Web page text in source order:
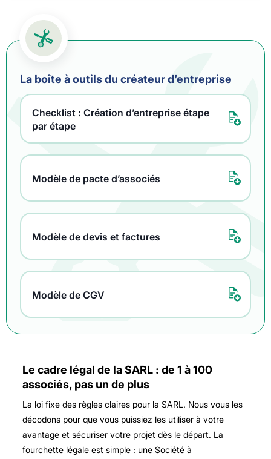
La boîte à outils du créateur d’entreprise
Checklist : Création d’entreprise étape
par étape
Modèle de pacte d’associés
Modèle de devis et factures
Modèle de CGV
Le cadre légal de la SARL : de 1 à 100
associés, pas un de plus
La loi fixe des règles claires pour la SARL. Nous vous les
décodons pour que vous puissiez les utiliser à votre
avantage et sécuriser votre projet dès le départ. La
fourchette légale est simple : une Société à